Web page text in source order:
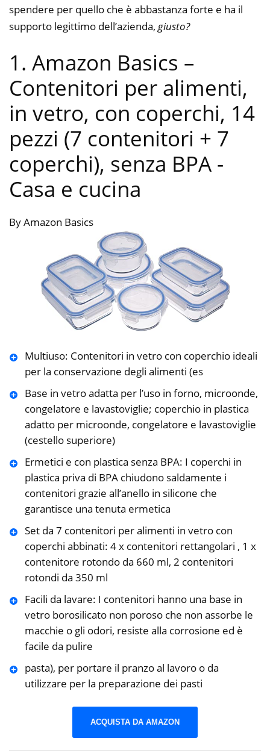
spendere per quello che è abbastanza forte e ha il
supporto legittimo dell’azienda, giusto?
1. Amazon Basics –
Contenitori per alimenti,
in vetro, con coperchi, 14
pezzi (7 contenitori + 7
coperchi), senza BPA -
Casa e cucina
By Amazon Basics
Multiuso: Contenitori in vetro con coperchio ideali
per la conservazione degli alimenti (es
Base in vetro adatta per l’uso in forno, microonde,
congelatore e lavastoviglie; coperchio in plastica
adatto per microonde, congelatore e lavastoviglie
(cestello superiore)
Ermetici e con plastica senza BPA: I coperchi in
plastica priva di BPA chiudono saldamente i
contenitori grazie all’anello in silicone che
garantisce una tenuta ermetica
Set da 7 contenitori per alimenti in vetro con
coperchi abbinati: 4 x contenitori rettangolari , 1 x
contenitore rotondo da 660 ml, 2 contenitori
rotondi da 350 ml
Facili da lavare: I contenitori hanno una base in
vetro borosilicato non poroso che non assorbe le
macchie o gli odori, resiste alla corrosione ed è
facile da pulire
pasta), per portare il pranzo al lavoro o da
utilizzare per la preparazione dei pasti
ACQUISTA DA AMAZON